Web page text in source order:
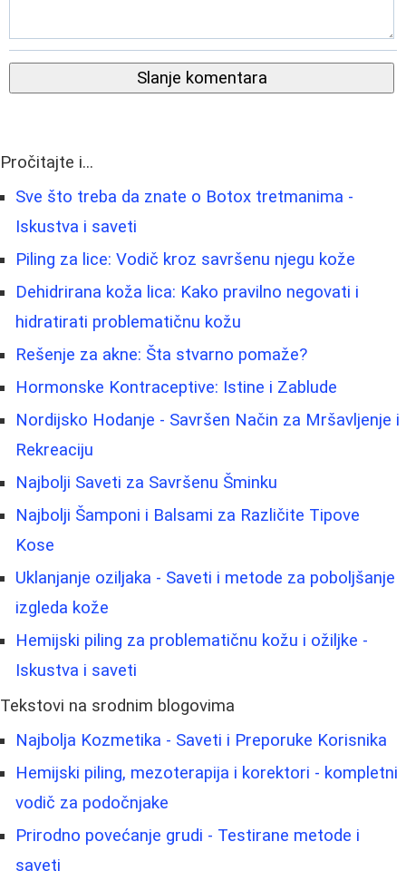
Slanje komentara
Pročitajte i...
Sve što treba da znate o Botox tretmanima -
Iskustva i saveti
Piling za lice: Vodič kroz savršenu njegu kože
Dehidrirana koža lica: Kako pravilno negovati i
hidratirati problematičnu kožu
Rešenje za akne: Šta stvarno pomaže?
Hormonske Kontraceptive: Istine i Zablude
Nordijsko Hodanje - Savršen Način za Mršavljenje i
Rekreaciju
Najbolji Saveti za Savršenu Šminku
Najbolji Šamponi i Balsami za Različite Tipove
Kose
Uklanjanje oziljaka - Saveti i metode za poboljšanje
izgleda kože
Hemijski piling za problematičnu kožu i ožiljke -
Iskustva i saveti
Tekstovi na srodnim blogovima
Najbolja Kozmetika - Saveti i Preporuke Korisnika
Hemijski piling, mezoterapija i korektori - kompletni
vodič za podočnjake
Prirodno povećanje grudi - Testirane metode i
saveti